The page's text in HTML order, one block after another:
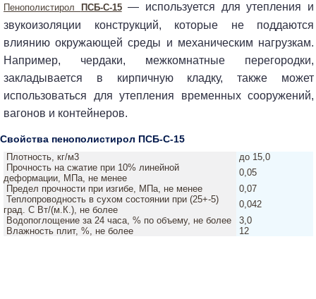
Пенополистирол ПСБ-C-15— используется для утепления и
звукоизоляции конструкций, которые не поддаются
влиянию окружающей среды и механическим нагрузкам.
Например, чердаки, межкомнатные перегородки,
закладывается в кирпичную кладку, также может
использоваться для утепления временных сооружений,
вагонов и контейнеров.
Свойства пенополистирол ПСБ-С-15
Плотность, кг/м3
до 15,0
Прочность на сжатие при 10% линейной
деформации, МПа, не менее
0,05
Предел прочности при изгибе, МПа, не менее
0,07
Теплопроводность в сухом состоянии при (25+-5)
град. С Вт/(м.К.), не более
0,042
Водопоглощение за 24 часа, % по объему, не более
3,0
Влажность плит, %, не более
12